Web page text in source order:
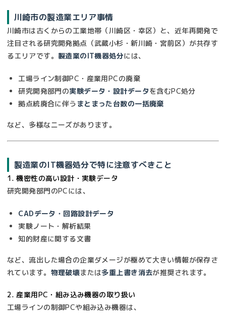
川崎市の製造業エリア事情
川崎市は古くからの工業地帯（川崎区・幸区）と、近年再開発で
注目される研究開発拠点（武蔵小杉・新川崎・宮前区）が共存す
るエリアです。 製造業のIT機器処分には、
工場ライン制御PC・産業用PCの廃棄
研究開発部門の実験データ・設計データを含むPC処分
拠点統廃合に伴う まとまった台数の一括廃棄
など、多様なニーズがあります。
製造業のIT機器処分で特に注意すべきこと
1. 機密性の高い設計・実験データ
研究開発部門のPCには、
CADデータ・回路設計データ
実験ノート・解析結果
知的財産に関する文書
など、流出した場合の企業ダメージが極めて大きい情報が保存さ
れています。 物理破壊または多重上書き消去が推奨されます。
2. 産業用PC・組み込み機器の取り扱い
工場ラインの制御PCや組み込み機器は、